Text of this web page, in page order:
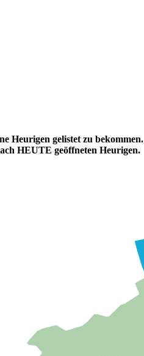
Heurigen gelistet zu bekommen.
HEUTE geöffneten Heurigen.